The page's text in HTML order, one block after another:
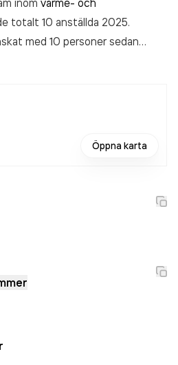
inom värme- och
totalt 10 anställda 2025.
med 10 personer sedan
kr
Öppna karta